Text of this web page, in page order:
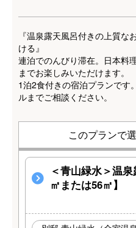
『温泉露天風呂付きの上質
ける』
連泊でのんびり滞在。日本料
までお楽しみいただけます。
1泊2食付きの宿泊プランです
ルまでご相談ください。
このプランで
＜青山緑水＞温
㎡または56㎡】